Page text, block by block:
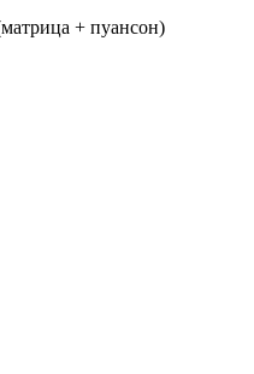
+ пуансон)